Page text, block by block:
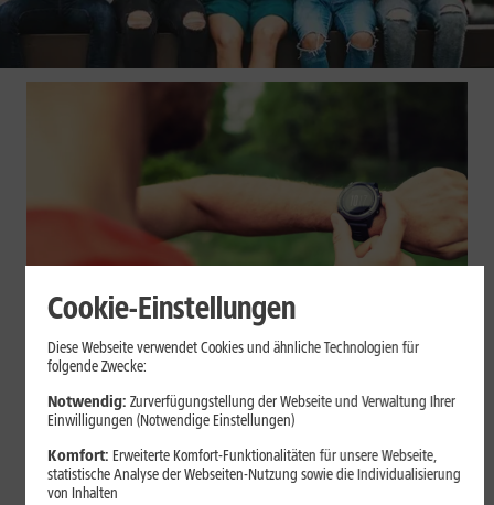
Geräte & Hardware
Smartwatch beim Sport: So
unterstützt sie Dein Training
Eine Smartwatch macht Belastung, Tempo und Trainingsablauf
sichtbar. Erfahre, wie Du Pulsmessung, Herzfrequenzzonen, GPS,
Cookie-Einstellungen
Diese Webseite verwendet Cookies und ähnliche Technologien für
folgende Zwecke:
Notwendig: Zurverfügungstellung der Webseite und Verwaltung Ihrer
Einwilligungen (Notwendige Einstellungen)
Komfort: Erweiterte Komfort-Funktionalitäten für unsere Webseite,
statistische Analyse der Webseiten-Nutzung sowie die Individualisierung
von Inhalten